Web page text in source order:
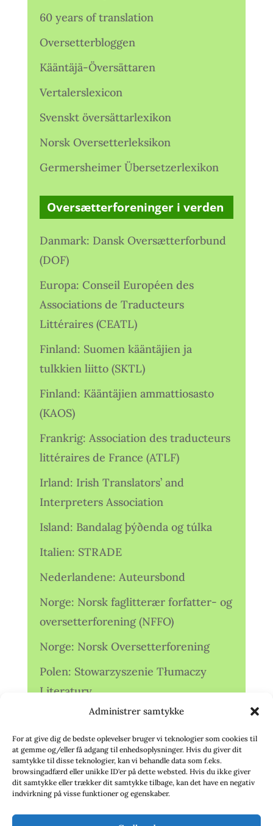
Administrer samtykke
For at give dig de bedste oplevelser bruger vi teknologier som cookies til
at gemme og/eller få adgang til enhedsoplysninger. Hvis du giver dit
samtykke til disse teknologier, kan vi behandle data som f.eks.
browsingadfærd eller unikke ID'er på dette websted. Hvis du ikke giver
dit samtykke eller trækker dit samtykke tilbage, kan det have en negativ
indvirkning på visse funktioner og egenskaber.
60 years of translation
Oversetterbloggen
Kääntäjä-Översättaren
Vertalerslexicon
Svenskt översättarlexikon
Norsk Oversetterleksikon
Germersheimer Übersetzerlexikon
Oversætterforeninger i verden
Danmark: Dansk Oversætterforbund
(DOF)
Europa: Conseil Européen des
Associations de Traducteurs
Littéraires (CEATL)
Finland: Suomen kääntäjien ja
tulkkien liitto (SKTL)
Finland: Kääntäjien ammattiosasto
(KAOS)
Frankrig: Association des traducteurs
littéraires de France (ATLF)
Irland: Irish Translators’ and
Interpreters Association
Island: Bandalag þýðenda og túlka
Italien: STRADE
Nederlandene: Auteursbond
Norge: Norsk faglitterær forfatter- og
oversetterforening (NFFO)
Norge: Norsk Oversetterforening
Polen: Stowarzyszenie Tłumaczy
Literatury
Storbritannien: Translators
Association (TA)
Sverige: Översättarsektionen (Ö.)
Sverige: Översättarcentrum (ÖC)